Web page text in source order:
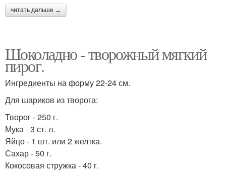
читать дальше →
Шоколадно - творожный мягкий
пирог.
Ингредиенты на форму 22-24 см.
Для шариков из творога:
Творог - 250 г.
Мука - 3 ст. л.
Яйцо - 1 шт. или 2 желтка.
Сахар - 50 г.
Кокосовая стружка - 40 г.